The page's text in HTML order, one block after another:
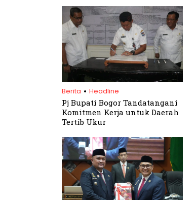
Berita . Headline
Pj Bupati Bogor Tandatangani
Komitmen Kerja untuk Daerah
Tertib Ukur